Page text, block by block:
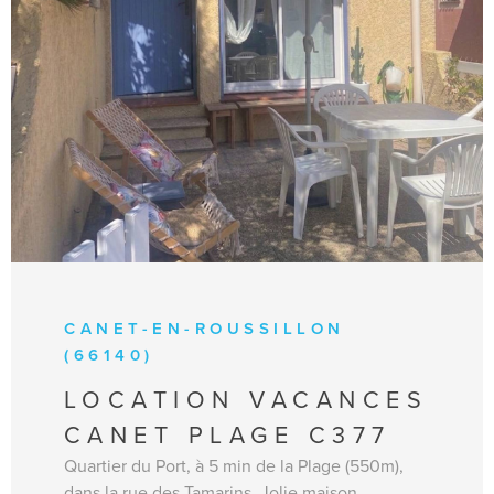
CANET-EN-ROUSSILLON
(66140)
LOCATION VACANCES
CANET PLAGE C377
Quartier du Port, à 5 min de la Plage (550m),
VOIR LE BIEN